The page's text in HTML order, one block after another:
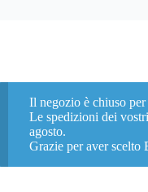
Il negozio è chiuso
Le spedizioni dei
agosto.
Grazie per aver scelto